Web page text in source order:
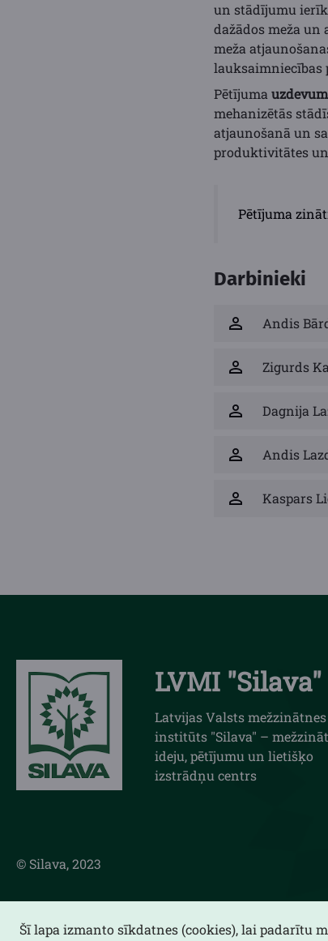
un stādījumu
dažādos meža un
meža
lauksaimniecības
Pētījuma
mehanizētās
atjaunošanā un
produktivitātes
Pētījuma
Darbinieki
Andis
Zigurds
Dagnija
Andis
Kaspars
© Silava, 2023
LVMI "Silava"
Latvijas Valsts mežzinātnes
institūts "Silava" –
ideju, pētījumu un lietišķo
izstrādņu centrs
Šī lapa izmanto sīkdatnes (cookies), lai padarītu